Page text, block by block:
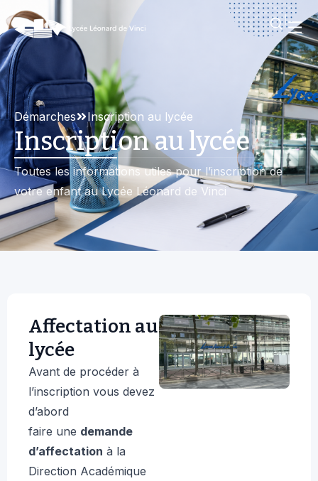
Démarches Inscription au lycée
Inscription au lycée
Toutes les informations utiles pour l’inscription de
votre enfant au Lycée Léonard de Vinci
Affectation au
lycée
Avant de procéder à
l’inscription vous devez
d’abord
faire une demande
d’affectation à la
Direction Académique